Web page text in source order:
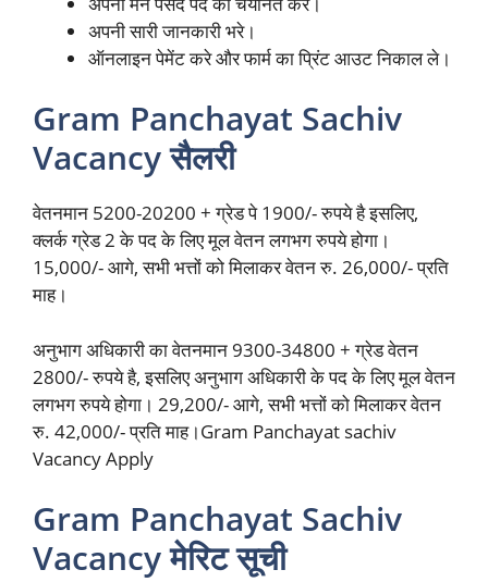
अपनी सारी जानकारी भरे।
ऑनलाइन पेमेंट करे और फार्म का प्रिंट आउट निकाल ले।
Gram Panchayat Sachiv
Vacancy सैलरी
वेतनमान 5200-20200 + ग्रेड पे 1900/- रुपये है इसलिए,
क्लर्क ग्रेड 2 के पद के लिए मूल वेतन लगभग रुपये होगा।
15,000/- आगे, सभी भत्तों को मिलाकर वेतन रु. 26,000/- प्रति
माह।
अनुभाग अधिकारी का वेतनमान 9300-34800 + ग्रेड वेतन
2800/- रुपये है, इसलिए अनुभाग अधिकारी के पद के लिए मूल वेतन
लगभग रुपये होगा। 29,200/- आगे, सभी भत्तों को मिलाकर वेतन
रु. 42,000/- प्रति माह।Gram Panchayat sachiv
Vacancy Apply
Gram Panchayat Sachiv
Vacancy मेरिट सूची